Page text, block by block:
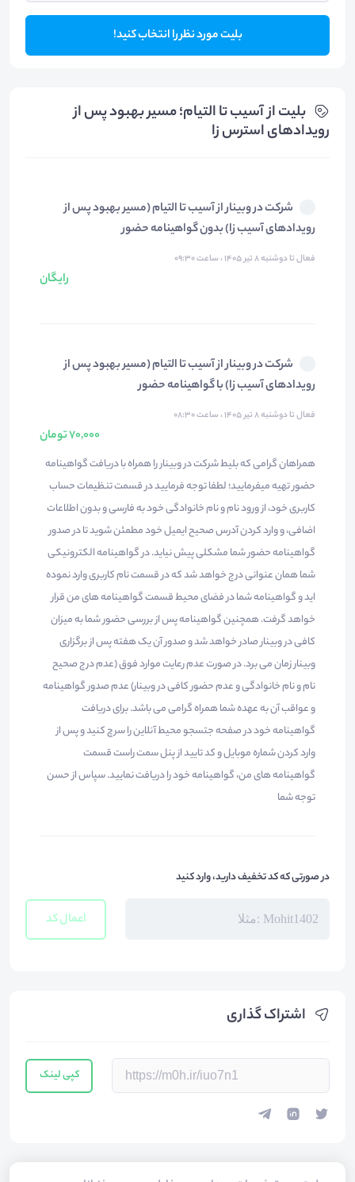
بلیت مورد نظر را انتخاب کنید!
اشتراک گذاری
کپی لینک
بلیت‌ از آسیب تا التیام؛ مسیر بهبود پس از
رویدادهای استرس زا
شرکت در وبینار از آسیب تا التیام (مسیر بهبود پس از
رویدادهای آسیب زا) بدون گواهینامه حضور
فعال تا دوشنبه ۸ تیر ۱۴۰۵ ، ساعت ۰۹:۳۰
رایگان
شرکت در وبینار از آسیب تا التیام (مسیر بهبود پس از
رویدادهای آسیب زا) با گواهینامه حضور
فعال تا دوشنبه ۸ تیر ۱۴۰۵ ، ساعت ۰۸:۳۰
70,000 تومان
همراهان گرامی که بلیط شرکت در وبینار را همراه با دریافت گواهینامه
حضور تهیه میفرمایید؛ لطفا توجه فرمایید در قسمت تنظیمات حساب
کاربری خود، از ورود نام و نام خانوادگی خود به فارسی و بدون اطلاعات
اضافی، و وارد کردن آدرس صحیح ایمیل خود مطمئن شوید تا در صدور
گواهینامه حضور شما مشکلی پیش نیاید. در گواهینامه الکترونیکی
شما همان عنوانی درج خواهد شد که در قسمت نام کاربری وارد نموده
اید و گواهینامه شما در فضای محیط قسمت گواهینامه های من قرار
خواهد گرفت. همچنین گواهینامه پس از بررسی حضور شما به میزان
کافی در وبینار صادر خواهد شد و صدور آن یک هفته پس از برگزاری
وبینار زمان می برد. در صورت عدم رعایت موارد فوق (عدم درج صحیح
نام و نام خانوادگی و عدم حضور کافی در وبینار) عدم صدور گواهینامه
و عواقب آن به عهده شما همراه گرامی می باشد. برای دریافت
گواهینامه خود در صفحه جتسجو محیط آنلاین را سرچ کنید و پس از
وارد کردن شماره موبایل و کد تایید از پنل سمت راست قسمت
گواهینامه های من، گواهینامه خود را دریافت نمایید. سپاس از حسن
توجه شما
در صورتی که کد تخفیف دارید، وارد کنید
اعمال کد